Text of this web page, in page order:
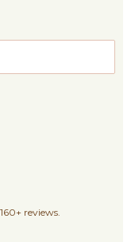
reviews.